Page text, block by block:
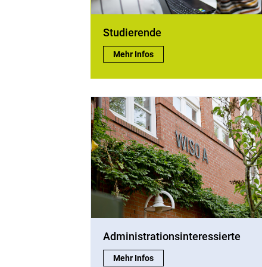
Studierende
Studierende:
Mehr Infos
Administrationsinteressierte
Administrationsinteressierte:
Mehr Infos